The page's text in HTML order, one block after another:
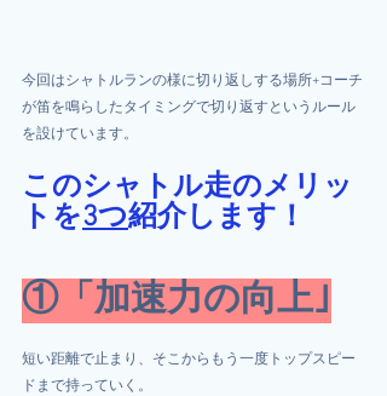
今回はシャトルランの様に切り返しする場所+コーチ
が笛を鳴らしたタイミングで切り返すというルール
を設けています。
このシャトル走のメリッ
トを3つ紹介します！
①「加速力の向上｣
短い距離で止まり、そこからもう一度トップスピー
ドまで持っていく。